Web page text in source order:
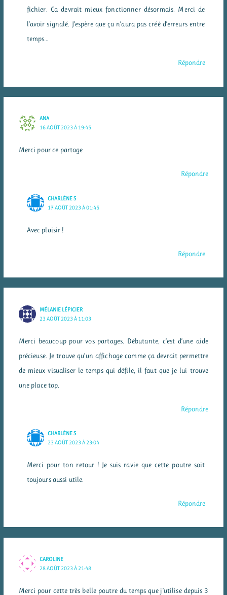
fichier. Ca devrait mieux fonctionner désormais. Merci de
l’avoir signalé. J’espère que ça n’aura pas créé d’erreurs entre
temps…
Répondre
ANA
16 AOÛT 2023 À 19:45
Merci pour ce partage
Répondre
CHARLÈNE S
17 AOÛT 2023 À 01:45
Avec plaisir !
Répondre
MÉLANIE LÉPICIER
23 AOÛT 2023 À 11:03
Merci beaucoup pour vos partages. Débutante, c’est d’une aide
précieuse. Je trouve qu’un affichage comme ça devrait permettre
de mieux visualiser le temps qui défile, il faut que je lui trouve
une place top.
Répondre
CHARLÈNE S
23 AOÛT 2023 À 23:04
Merci pour ton retour ! Je suis ravie que cette poutre soit
toujours aussi utile.
Répondre
CAROLINE
28 AOÛT 2023 À 21:48
Merci pour cette très belle poutre du temps que j’utilise depuis 3